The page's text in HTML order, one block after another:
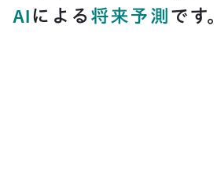
AIによる将来予測 です。